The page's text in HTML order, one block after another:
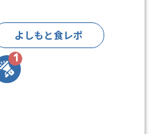
よしもと食レポ
1